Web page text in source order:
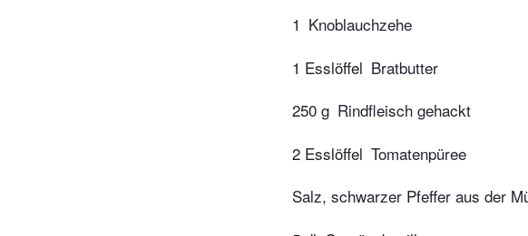
1 Knoblauchzehe
1 Esslöffel Bratbutter
250 g Rindfleisch gehackt
2 Esslöffel Tomatenpüree
Salz, schwarzer Pfeffer aus der